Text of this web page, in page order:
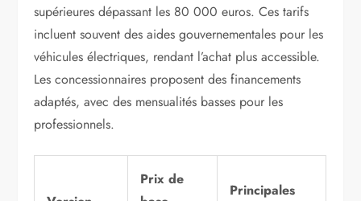
supérieures dépassant les 80 000 euros. Ces tarifs
incluent souvent des aides gouvernementales pour les
véhicules électriques, rendant l’achat plus accessible.
Les concessionnaires proposent des financements
adaptés, avec des mensualités basses pour les
professionnels.
Prix de
Principales